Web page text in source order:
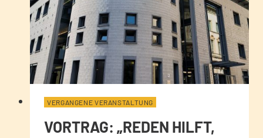
VERGANGENE VERANSTALTUNG
VORTRAG: „REDEN HILFT,